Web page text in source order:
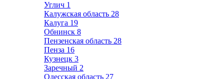
Углич 1
Калужская область 28
Калуга 19
Обнинск 8
Пензенская область 28
Пенза 16
Кузнецк 3
Заречный 2
Одесская область 27